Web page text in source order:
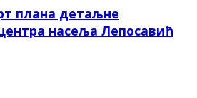
плана детаљне
насеља Лепосавић